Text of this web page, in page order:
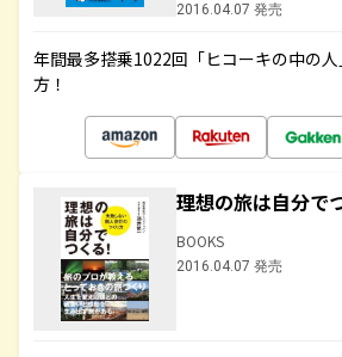
2016.04.07 発売
年間最多搭乗1022回「ヒコーキの中の
方！
理想の旅は自分で
BOOKS
2016.04.07 発売